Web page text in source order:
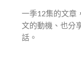
一季12集的文章
文的動機、也分
話。